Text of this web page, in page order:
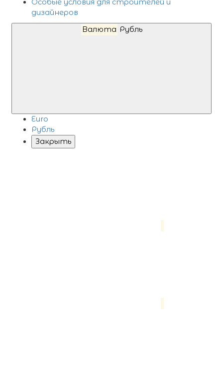
Особые условия для строителей и
дизайнеров
Валюта Рубль
Euro
Рубль
Закрыть